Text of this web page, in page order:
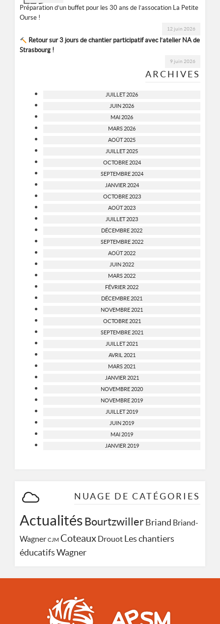
Préparation d’un buffet pour les 30 ans de l’assocation La Petite
Ourse !
12 juin 2026
Retour sur 3 jours de chantier participatif avec l’atelier NA de
Strasbourg !
9 juin 2026
ARCHIVES
JUILLET 2026
JUIN 2026
MAI 2026
MARS 2026
AOÛT 2025
JUILLET 2025
OCTOBRE 2024
SEPTEMBRE 2024
JANVIER 2024
OCTOBRE 2023
AOÛT 2023
JUILLET 2023
DÉCEMBRE 2022
SEPTEMBRE 2022
AOÛT 2022
JUIN 2022
MARS 2022
FÉVRIER 2022
DÉCEMBRE 2021
NOVEMBRE 2021
OCTOBRE 2021
SEPTEMBRE 2021
JUILLET 2021
AVRIL 2021
MARS 2021
JANVIER 2021
NOVEMBRE 2020
NOVEMBRE 2019
JUILLET 2019
JUIN 2019
MAI 2019
JANVIER 2019
NUAGE DE CATÉGORIES
Actualités Bourtzwiller Briand Briand-
Wagner CJM Coteaux Drouot Les chantiers
éducatifs Wagner